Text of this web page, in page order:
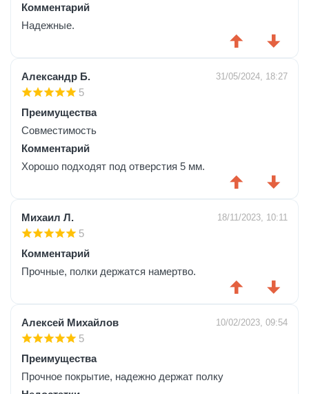
Комментарий
Надежные.
Александр Б. 31/05/2024, 18:27
5
Преимущества
Совместимость
Комментарий
Хорошо подходят под отверстия 5 мм.
Михаил Л. 18/11/2023, 10:11
5
Комментарий
Прочные, полки держатся намертво.
Алексей Михайлов 10/02/2023, 09:54
5
Преимущества
Прочное покрытие, надежно держат полку